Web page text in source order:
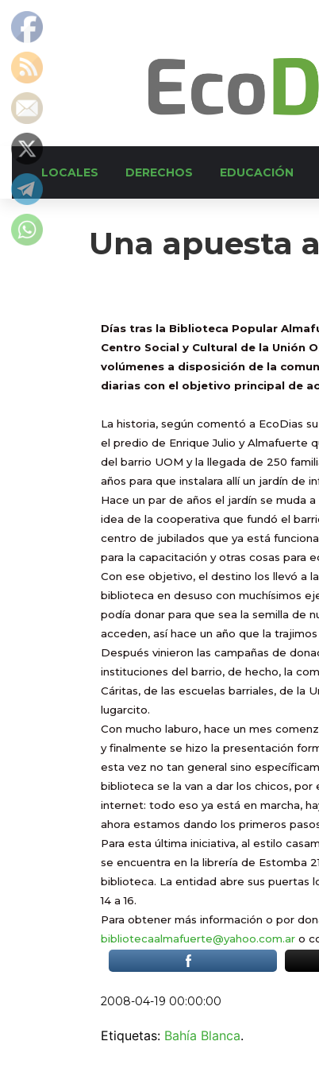
LOCALES DERECHOS EDUCACIÓN
Una apuesta
Días tras la Biblioteca Popular
Centro Social y Cultural de la Unión
volúmenes a disposición de la
diarias con el objetivo principal de
La historia, según comentó a EcoDias
el predio de Enrique Julio y Almafuerte
del barrio UOM y la llegada de 250
años para que instalara allí un jardín de
Hace un par de años el jardín se muda
idea de la cooperativa que fundó el
centro de jubilados que ya está
para la capacitación y otras cosas para
Con ese objetivo, el destino los llevó a
biblioteca en desuso con muchísimos
podía donar para que sea la semilla de
acceden, así hace un año que la trajimos
Después vinieron las campañas de
instituciones del barrio, de hecho, la
Cáritas, de las escuelas barriales, de la
lugarcito.
Con mucho laburo, hace un mes
y finalmente se hizo la presentación
esta vez no tan general sino
biblioteca se la van a dar los chicos,
internet: todo eso ya está en marcha,
ahora estamos dando los primeros
Para esta última iniciativa, al estilo
se encuentra en la librería de Estomba
biblioteca. La entidad abre sus puertas
14 a 16.
Para obtener más información o por
bibliotecaalmafuerte@yahoo.com.ar o
2008-04-19 00:00:00
Etiquetas: Bahía Blanca.